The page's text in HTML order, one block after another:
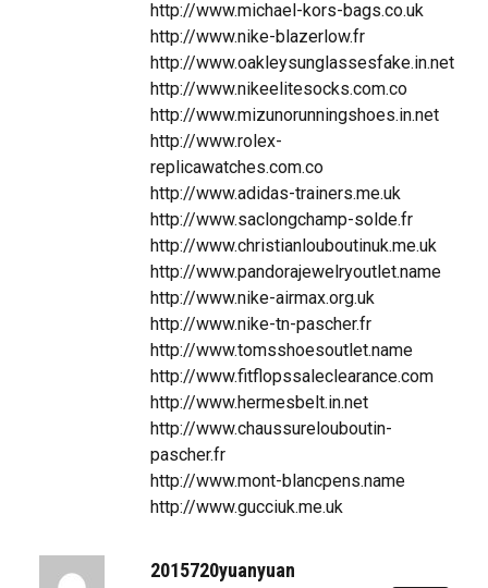
http://www.michael-kors-bags.co.uk
http://www.nike-blazerlow.fr
http://www.oakleysunglassesfake.in.net
http://www.nikeelitesocks.com.co
http://www.mizunorunningshoes.in.net
http://www.rolex-
replicawatches.com.co
http://www.adidas-trainers.me.uk
http://www.saclongchamp-solde.fr
http://www.christianlouboutinuk.me.uk
http://www.pandorajewelryoutlet.name
http://www.nike-airmax.org.uk
http://www.nike-tn-pascher.fr
http://www.tomsshoesoutlet.name
http://www.fitflopssaleclearance.com
http://www.hermesbelt.in.net
http://www.chaussurelouboutin-
pascher.fr
http://www.mont-blancpens.name
http://www.gucciuk.me.uk
2015720yuanyuan